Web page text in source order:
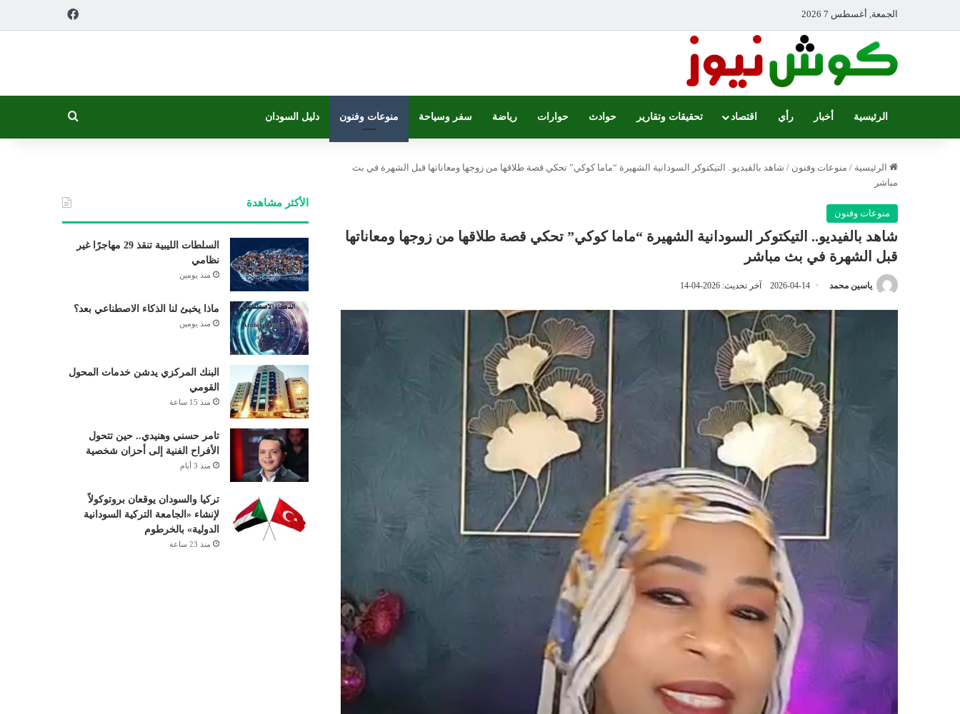
الجمعة, أغسطس 7 2026
الرئيسية أخبار رأي اقتصاد تحقيقات وتقارير حوادث حوارات رياضة سفر وسياحة منوعات وفنون دليل السودان
الرئيسية / منوعات وفنون / شاهد بالفيديو.. التيكتوكر السودانية الشهيرة “ماما كوكي” تحكي قصة طلاقها من زوجها ومعاناتها قبل الشهرة في بث
مباشر
منوعات وفنون
شاهد بالفيديو.. التيكتوكر السودانية الشهيرة “ماما كوكي” تحكي قصة طلاقها من زوجها ومعاناتها
قبل الشهرة في بث مباشر
ياسين محمد 2026-04-14 آخر تحديث: 2026-04-14
الأكثر مشاهدة
السلطات الليبية تنقذ 29 مهاجرًا غير
نظامي
منذ يومين
ماذا يخبئ لنا الذكاء الاصطناعي بعد؟
منذ يومين
البنك المركزي يدشن خدمات المحول
القومي
منذ 15 ساعة
تامر حسني وهنيدي.. حين تتحول
الأفراح الفنية إلى أحزان شخصية
منذ 3 أيام
تركيا والسودان يوقعان بروتوكولاً
لإنشاء «الجامعة التركية السودانية
الدولية» بالخرطوم
منذ 23 ساعة